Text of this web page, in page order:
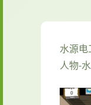
水源电
人物-